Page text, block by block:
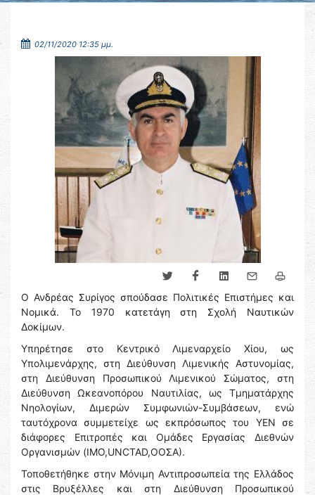
02/11/2020 12:35 μμ.
Ο Ανδρέας Συρίγος σπούδασε Πολιτικές Επιστήμες και
Νομικά. Το 1970 κατετάγη στη Σχολή Ναυτικών
Δοκίμων.
Υπηρέτησε στο Κεντρικό Λιμεναρχείο Χίου, ως
Υπολιμενάρχης, στη Διεύθυνση Λιμενικής Αστυνομίας,
στη Διεύθυνση Προσωπικού Λιμενικού Σώματος, στη
Διεύθυνση Ωκεανοπόρου Ναυτιλίας, ως Τμηματάρχης
Νηολογίων, Διμερών Συμφωνιών-Συμβάσεων, ενώ
ταυτόχρονα συμμετείχε ως εκπρόσωπος του ΥΕΝ σε
διάφορες Επιτροπές και Ομάδες Εργασίας Διεθνών
Οργανισμών (IMO,UNCTAD,ΟΟΣΑ).
Τοποθετήθηκε στην Μόνιμη Αντιπροσωπεία της Ελλάδος
στις Βρυξέλλες και στη Διεύθυνση Προσωπικού